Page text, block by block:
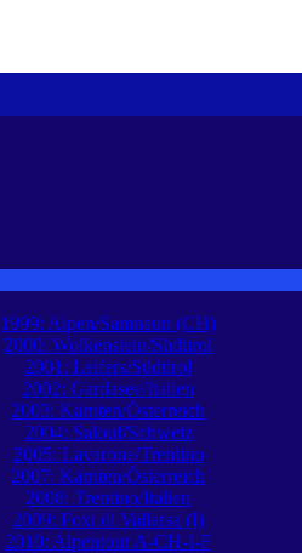
1999: Alpen/Samnaun (CH)
2000: Wolkenstein/Südtirol
2001: Leifers/Südtirol
2002: Gardasee/Italien
2003: Kärnten/Österreich
2004: Salouf/Schweiz
2005: Lavarone/Trentino
2007: Kärnten/Österreich
2008: Trentino/Italien
2009: Foxi di Vallarsa (I)
2010: Alpentour A-CH-I-F